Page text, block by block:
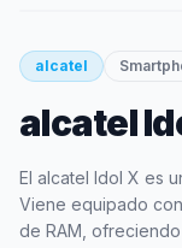
smartphone
ALCATEL
alcatel
alcatel
El alcatel Idol X es
Viene equipado
de RAM,